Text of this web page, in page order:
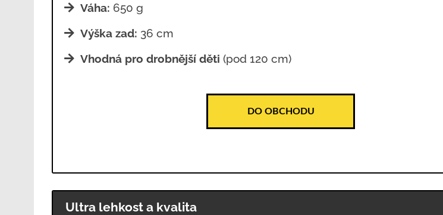
Váha: 650 g
Výška zad: 36 cm
Vhodná pro drobnější děti (pod 120 cm)
DO OBCHODU
Ultra lehkost a kvalita